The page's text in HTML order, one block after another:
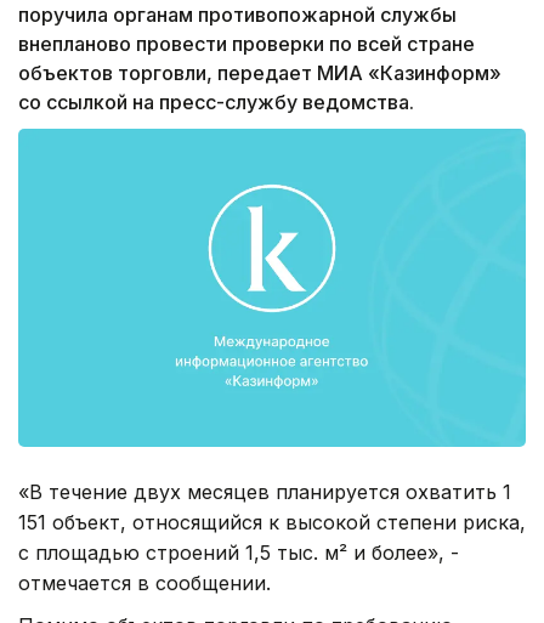
поручила органам противопожарной службы
внепланово провести проверки по всей стране
объектов торговли, передает МИА «Казинформ»
со ссылкой на пресс-службу ведомства.
«В течение двух месяцев планируется охватить 1
151 объект, относящийся к высокой степени риска,
с площадью строений 1,5 тыс. м² и более», -
отмечается в сообщении.